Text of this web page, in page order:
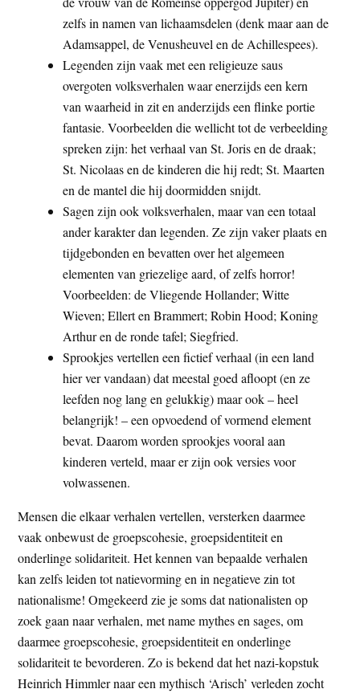
zelfs in namen van lichaamsdelen (denk maar aan de
Adamsappel, de Venusheuvel en de Achillespees).
Legenden zijn vaak met een religieuze saus
overgoten volksverhalen waar enerzijds een kern
van waarheid in zit en anderzijds een flinke portie
fantasie. Voorbeelden die wellicht tot de verbeelding
spreken zijn: het verhaal van St. Joris en de draak;
St. Nicolaas en de kinderen die hij redt; St. Maarten
en de mantel die hij doormidden snijdt.
Sagen zijn ook volksverhalen, maar van een totaal
ander karakter dan legenden. Ze zijn vaker plaats en
tijdgebonden en bevatten over het algemeen
elementen van griezelige aard, of zelfs horror!
Voorbeelden: de Vliegende Hollander; Witte
Wieven; Ellert en Brammert; Robin Hood; Koning
Arthur en de ronde tafel; Siegfried.
Sprookjes vertellen een fictief verhaal (in een land
hier ver vandaan) dat meestal goed afloopt (en ze
leefden nog lang en gelukkig) maar ook – heel
belangrijk! – een opvoedend of vormend element
bevat. Daarom worden sprookjes vooral aan
kinderen verteld, maar er zijn ook versies voor
volwassenen.
Mensen die elkaar verhalen vertellen, versterken daarmee
vaak onbewust de groepscohesie, groepsidentiteit en
onderlinge solidariteit. Het kennen van bepaalde verhalen
kan zelfs leiden tot natievorming en in negatieve zin tot
nationalisme! Omgekeerd zie je soms dat nationalisten op
zoek gaan naar verhalen, met name mythes en sages, om
daarmee groepscohesie, groepsidentiteit en onderlinge
solidariteit te bevorderen. Zo is bekend dat het nazi-kopstuk
Heinrich Himmler naar een mythisch ‘Arisch’ verleden zocht